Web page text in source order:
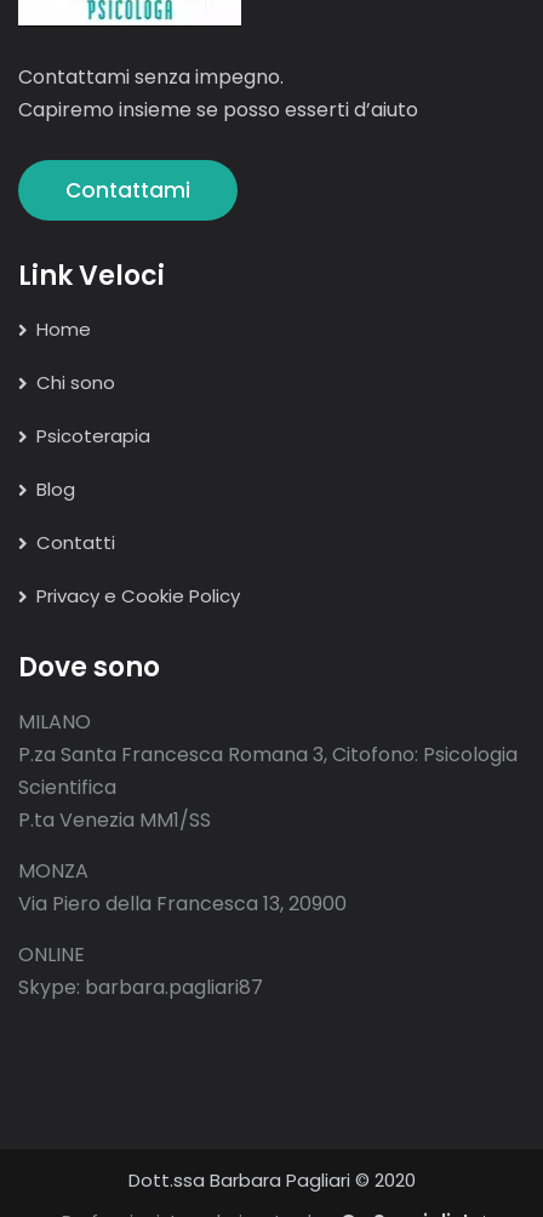
Contattami senza impegno.
Capiremo insieme se posso esserti d’aiuto
Contattami
Link Veloci
Home
Chi sono
Psicoterapia
Blog
Contatti
Privacy e Cookie Policy
Dove sono
MILANO
P.za Santa Francesca Romana 3, Citofono: Psicologia
Scientifica
P.ta Venezia MM1/SS
MONZA
Via Piero della Francesca 13, 20900
ONLINE
Skype: barbara.pagliari87
Dott.ssa Barbara Pagliari © 2020